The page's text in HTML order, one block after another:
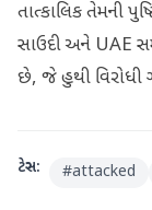
તાત્કાલિક તેમની
સાઉદી અને UAE
છે, જે હુથી
ટેગ્સ: #attacked